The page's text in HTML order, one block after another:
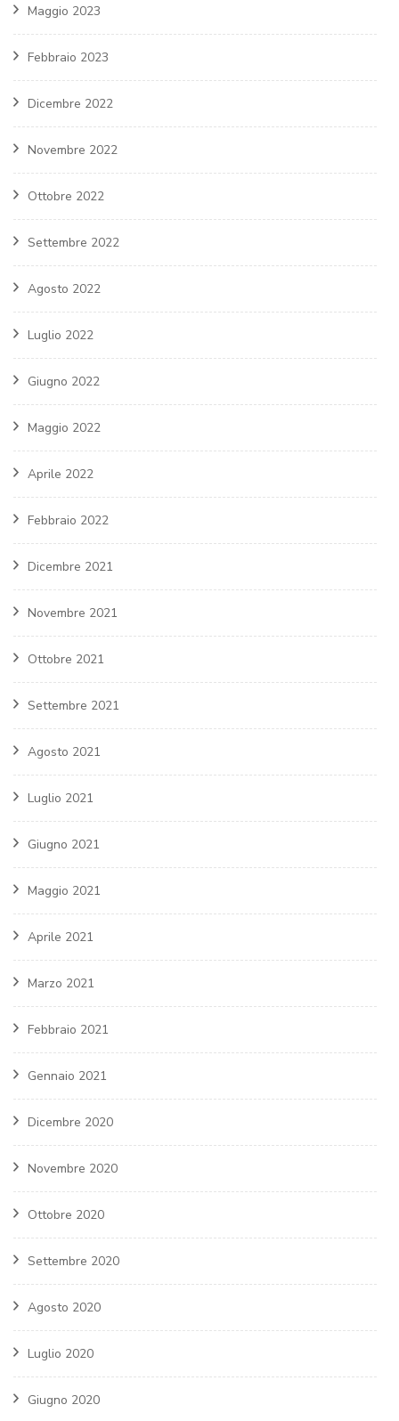
Maggio 2023
Febbraio 2023
Dicembre 2022
Novembre 2022
Ottobre 2022
Settembre 2022
Agosto 2022
Luglio 2022
Giugno 2022
Maggio 2022
Aprile 2022
Febbraio 2022
Dicembre 2021
Novembre 2021
Ottobre 2021
Settembre 2021
Agosto 2021
Luglio 2021
Giugno 2021
Maggio 2021
Aprile 2021
Marzo 2021
Febbraio 2021
Gennaio 2021
Dicembre 2020
Novembre 2020
Ottobre 2020
Settembre 2020
Agosto 2020
Luglio 2020
Giugno 2020